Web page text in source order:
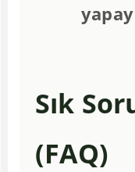
Sık
(FAQ)